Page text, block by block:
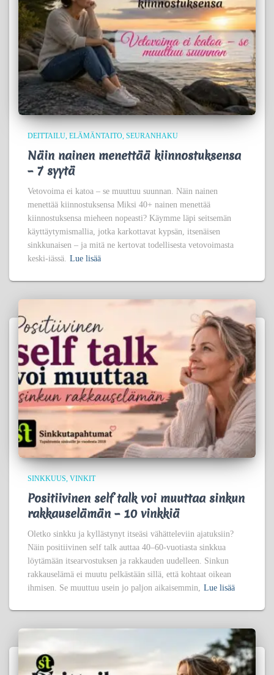
DEITTAILU ELÄMÄNTAITO SEURANHAKU
Näin nainen menettää kiinnostuksensa
– 7 syytä
Vetovoima ei katoa – se muuttuu suunnan. Näin nainen
menettää kiinnostuksensa Miksi 40+ nainen menettää
kiinnostuksensa mieheen nopeasti? Käymme läpi seitsemän
käyttäytymismallia, jotka karkottavat kypsän, itsenäisen
sinkkunaisen – ja mitä ne kertovat todellisesta vetovoimasta
keski-iässä. Lue lisää
SINKKUUS VINKIT
Positiivinen self talk voi muuttaa sinkun
rakkauselämän – 10 vinkkiä
Oletko sinkku ja kyllästynyt itseäsi vähätteleviin ajatuksiin?
Näin positiivinen self talk auttaa 40–60-vuotiasta sinkkua
löytämään itsearvostuksen ja rakkauden uudelleen. Sinkun
rakkauselämä ei muutu pelkästään sillä, että kohtaat oikean
ihmisen. Se muuttuu usein jo paljon aikaisemmin,
Lue lisää